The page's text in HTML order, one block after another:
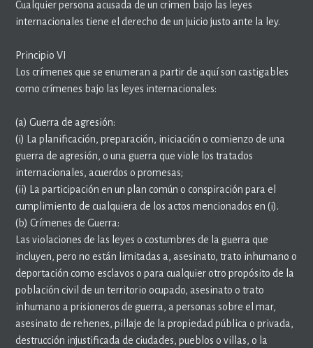
Cualquier persona acusada de un crimen bajo las leyes
internacionales tiene el derecho de un juicio justo ante la ley.
Principio VI
Los crímenes que se enumeran a partir de aquí son castigables
como crímenes bajo las leyes internacionales:
(a) Guerra de agresión:
(i) La planificación, preparación, iniciación o comienzo de una
guerra de agresión, o una guerra que viole los tratados
internacionales, acuerdos o promesas;
(ii) La participación en un plan común o conspiración para el
cumplimiento de cualquiera de los actos mencionados en (i).
(b) Crímenes de Guerra:
Las violaciones de las leyes o costumbres de la guerra que
incluyen, pero no están limitadas a, asesinato, trato inhumano o
deportación como esclavos o para cualquier otro propósito de la
población civil de un territorio ocupado, asesinato o trato
inhumano a prisioneros de guerra, a personas sobre el mar,
asesinato de rehenes, pillaje de la propiedad pública o privada,
destrucción injustificada de ciudades, pueblos o villas, o la